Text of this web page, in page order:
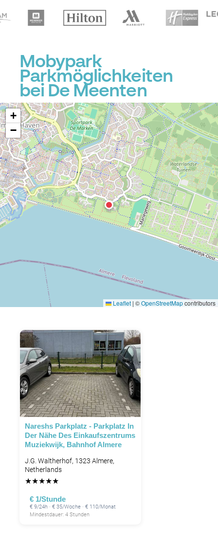
Mobypark
Parkmöglichkeiten
bei De Meenten
+
−
Leaflet | ©OpenStreetMapcontributors
Nareshs Parkplatz - Parkplatz In
Der Nähe Des Einkaufszentrums
Muziekwijk, Bahnhof Almere
J.G. Waltherhof, 1323 Almere,
Netherlands
★★★★★
€ 1/Stunde
€ 9/24h · € 35/Woche · € 110/Monat
Mindestdauer: 4 Stunden